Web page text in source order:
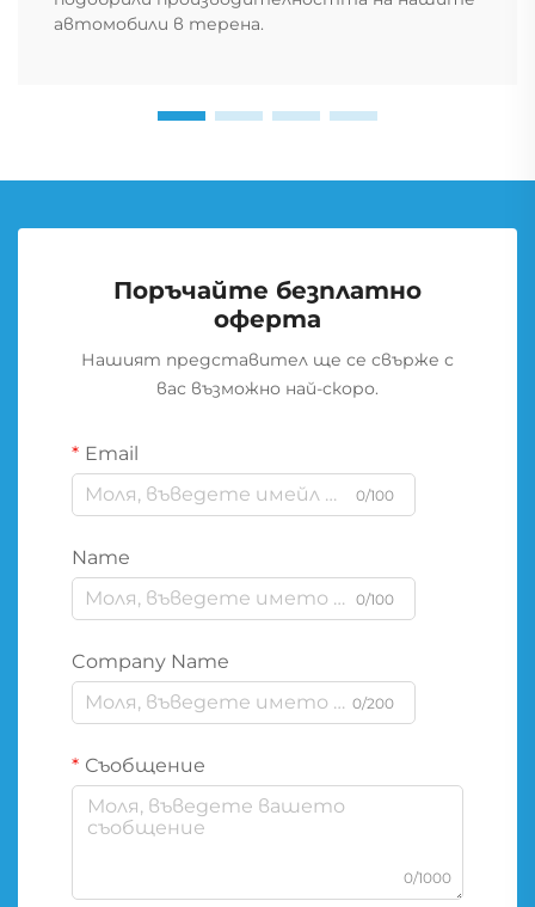
автомобили в терена.
Поръчайте безплатно
оферта
Нашият представител ще се свърже с
вас възможно най-скоро.
Email
0/100
Name
0/100
Company Name
0/200
Съобщение
0/1000